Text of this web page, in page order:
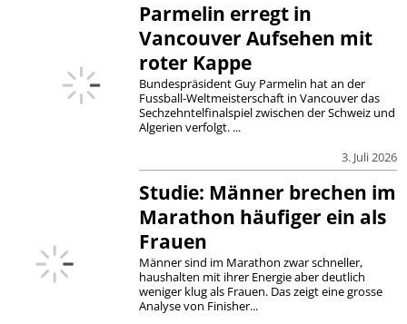
Parmelin erregt in
Vancouver Aufsehen mit
roter Kappe
3. Juli 2026
Bundespräsident Guy Parmelin hat an der
Fussball-Weltmeisterschaft in Vancouver das
Sechzehntelfinalspiel zwischen der Schweiz und
Algerien verfolgt. ...
Studie: Männer brechen im
Marathon häufiger ein als
Frauen
Männer sind im Marathon zwar schneller,
haushalten mit ihrer Energie aber deutlich
weniger klug als Frauen. Das zeigt eine grosse
Analyse von Finisher...